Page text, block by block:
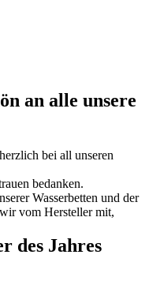
an alle unsere
bei all unseren
bedanken.
Wasserbetten und der
vom Hersteller mit,
des Jahres